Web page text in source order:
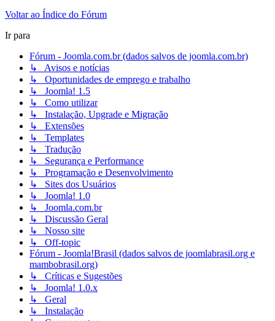
Voltar ao Índice do Fórum
Ir para
Fórum - Joomla.com.br (dados salvos de joomla.com.br)
↳ Avisos e notícias
↳ Oportunidades de emprego e trabalho
↳ Joomla! 1.5
↳ Como utilizar
↳ Instalação, Upgrade e Migração
↳ Extensões
↳ Templates
↳ Tradução
↳ Segurança e Performance
↳ Programação e Desenvolvimento
↳ Sites dos Usuários
↳ Joomla! 1.0
↳ Joomla.com.br
↳ Discussão Geral
↳ Nosso site
↳ Off-topic
Fórum - Joomla!Brasil (dados salvos de joomlabrasil.org e
mambobrasil.org)
↳ Críticas e Sugestões
↳ Joomla! 1.0.x
↳ Geral
↳ Instalação